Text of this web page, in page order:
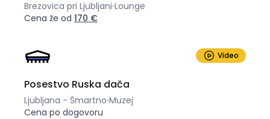
Brezovica pri Ljubljani Lounge
Cena že od 170 €
Video
Posestvo Ruska dača
Ljubljana - Šmartno Muzej
Cena po dogovoru